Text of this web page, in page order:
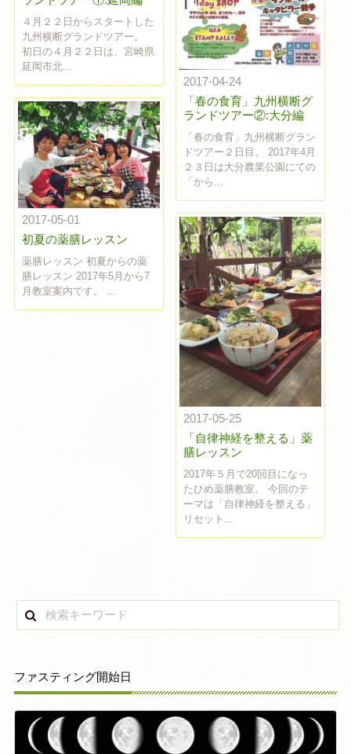
４月２２日からスタートした
九州横断グランドツアー。
初日の４月２２日は、宮崎県
延岡市北...
2017-04-24
「春の食育」九州横断グ
ランドツアー②:大分編
「春の食育」九州横断グラン
ドツアー２日目。 2017年4月
２３日は大分農業公園にての
「から...
2017-05-01
初夏の薬膳レッスン
薬膳レッスン 初夏からの薬
膳レッスン 2017年5月から7
月教室案内です。 ...
2017-05-25
「自律神経を整える」薬
膳レッスン
2017年５月で20回目になっ
たひめ薬膳教室。 今回のテ
ーマは「自律神経を整える」
リセット...
ファスティング開始日